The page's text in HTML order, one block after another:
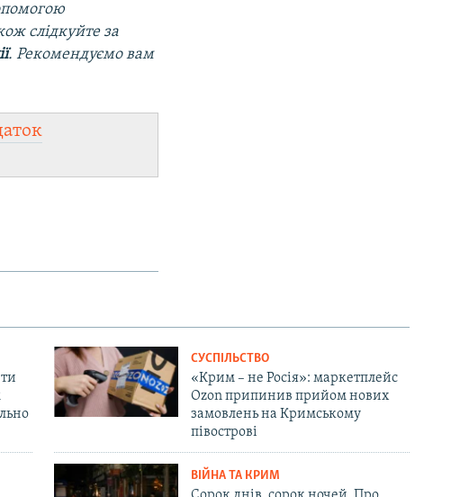
слідкуйте за
. Рекомендуємо вам
СУСПІЛЬСТВО
«Крим – не Росія»: маркетплейс
Ozon припинив прийом нових
замовлень на Кримському
півострові
ВІЙНА ТА КРИМ